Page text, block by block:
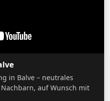
in Balve – neutrales
auf Wunsch mit